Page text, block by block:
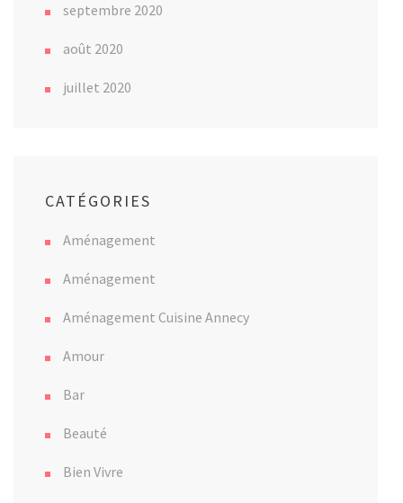
septembre 2020
août 2020
juillet 2020
CATÉGORIES
Aménagement
Aménagement
Aménagement Cuisine Annecy
Amour
Bar
Beauté
Bien Vivre